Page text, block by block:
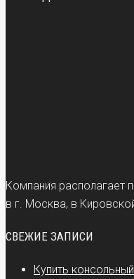
Компания располагает
в г. Москва, в
СВЕЖИЕ ЗАПИСИ
Купить